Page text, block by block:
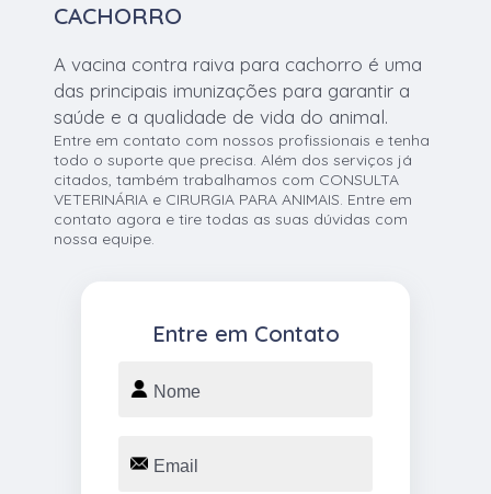
CACHORRO
A vacina contra raiva para cachorro é uma
das principais imunizações para garantir a
saúde e a qualidade de vida do animal.
Entre em contato com nossos profissionais e tenha
todo o suporte que precisa. Além dos serviços já
citados, também trabalhamos com CONSULTA
VETERINÁRIA e CIRURGIA PARA ANIMAIS. Entre em
contato agora e tire todas as suas dúvidas com
nossa equipe.
Entre em Contato